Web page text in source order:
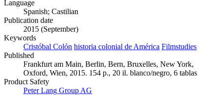
Language
Spanish; Castilian
Publication date
2015 (September)
Keywords
Cristóbal Colón historia colonial de América Filmstudies
Published
Frankfurt am Main, Berlin, Bern, Bruxelles, New York,
Oxford, Wien, 2015. 154 p., 20 il. blanco/negro, 6 tablas
Product Safety
Peter Lang Group AG